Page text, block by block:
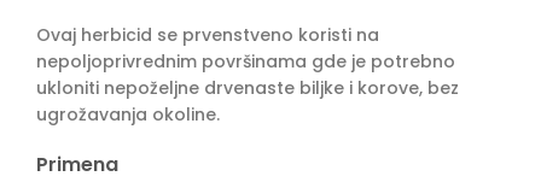
Ovaj herbicid se prvenstveno koristi na
nepoljoprivrednim površinama gde je potrebno
ukloniti nepoželjne drvenaste biljke i korove, bez
ugrožavanja okoline.
Primena